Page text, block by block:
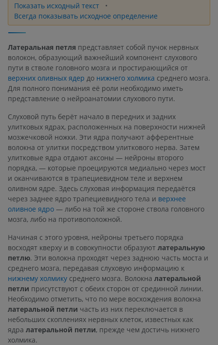
Показать исходный текст
Всегда показывать исходное определение
Латеральная петля представляет собой пучок нервных
волокон, образующий важнейший компонент слухового
пути в стволе головного мозга и простирающийся от
верхних оливных ядер до нижнего холмика среднего мозга.
Для полного понимания её роли необходимо иметь
представление о нейроанатомии слухового пути.
Слуховой путь берёт начало в передних и задних
улитковых ядрах, расположенных на поверхности нижней
мозжечковой ножки. Эти ядра получают афферентные
волокна от улитки посредством улиткового нерва. Затем
улитковые ядра отдают аксоны — нейроны второго
порядка, — которые проецируются медиально через мост
и оканчиваются в трапециевидном теле и верхнем
оливном ядре. Здесь слуховая информация передаётся
через заднее ядро трапециевидного тела и верхнее
оливное ядро — либо на той же стороне ствола головного
мозга, либо на противоположной.
Начиная с этого уровня, нейроны третьего порядка
восходят кверху и в совокупности образуют латеральную
петлю. Эти волокна проходят через заднюю часть моста и
среднего мозга, передавая слуховую информацию к
нижнему холмику среднего мозга. Волокна латеральной
петли присутствуют с обеих сторон от срединной линии.
Необходимо отметить, что по мере восхождения волокна
латеральной петли часть из них переключается в
небольших скоплениях нервных клеток, известных как
ядра латеральной петли, прежде чем достичь нижнего
холмика.